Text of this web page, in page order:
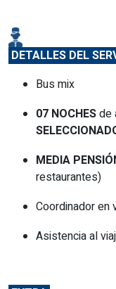
DETALLES DEL
Bus mix
07 NOCHESde
MEDIA
restaurantes)
Coordinador en
Asistencia al